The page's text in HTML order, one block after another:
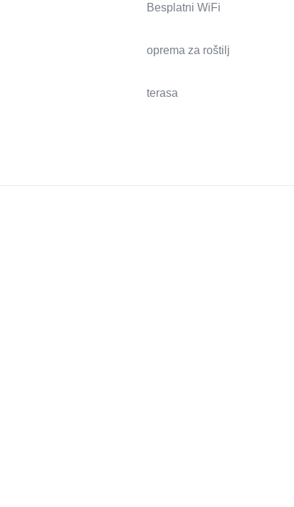
Besplatni WiFi
oprema za roštilj
terasa